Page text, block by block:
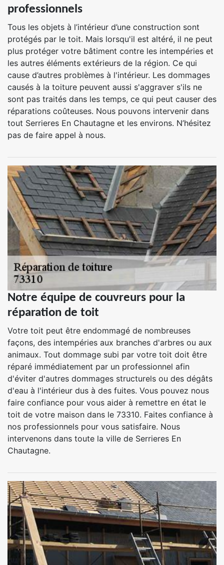
professionnels
Tous les objets à l’intérieur d’une construction sont
protégés par le toit. Mais lorsqu'il est altéré, il ne peut
plus protéger votre bâtiment contre les intempéries et
les autres éléments extérieurs de la région. Ce qui
cause d’autres problèmes à l'intérieur. Les dommages
causés à la toiture peuvent aussi s'aggraver s'ils ne
sont pas traités dans les temps, ce qui peut causer des
réparations coûteuses. Nous pouvons intervenir dans
tout Serrieres En Chautagne et les environs. N’hésitez
pas de faire appel à nous.
Notre équipe de couvreurs pour la
réparation de toit
Votre toit peut être endommagé de nombreuses
façons, des intempéries aux branches d'arbres ou aux
animaux. Tout dommage subi par votre toit doit être
réparé immédiatement par un professionnel afin
d'éviter d'autres dommages structurels ou des dégâts
d'eau à l'intérieur dus à des fuites. Vous pouvez nous
faire confiance pour vous aider à remettre en état le
toit de votre maison dans le 73310. Faites confiance à
nos professionnels pour vous satisfaire. Nous
intervenons dans toute la ville de Serrieres En
Chautagne.